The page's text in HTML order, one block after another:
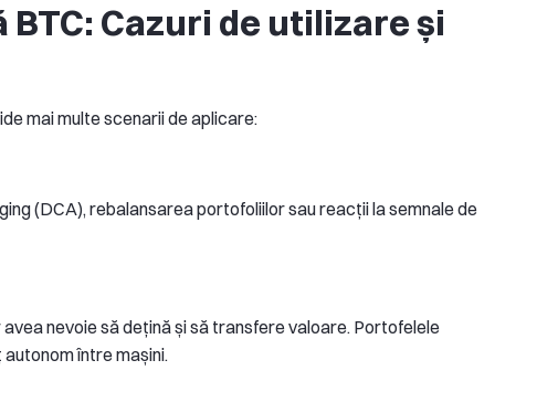
Cazuri de utilizare și
mai multe scenarii de aplicare:
(DCA), rebalansarea portofoliilor sau reacții la semnale de
nevoie să dețină și să transfere valoare. Portofelele
între mașini.